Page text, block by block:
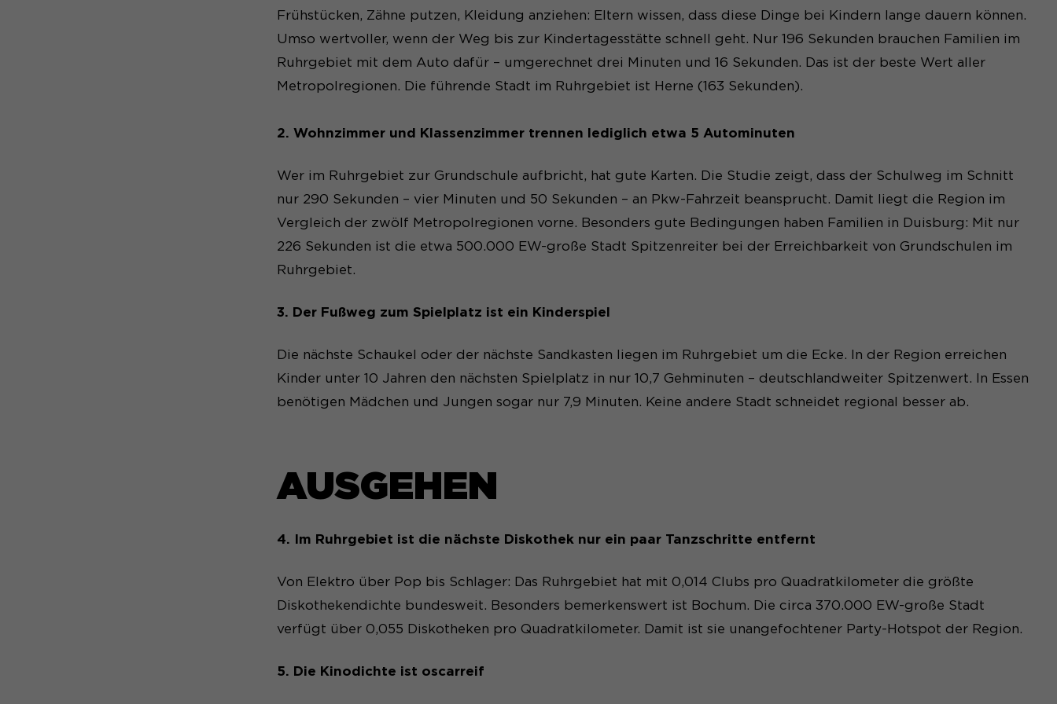
Frühstücken, Zähne putzen, Kleidung anziehen: Eltern wissen, dass diese Dinge bei Kindern lange dauern können.
Umso wertvoller, wenn der Weg bis zur Kindertagesstätte schnell geht. Nur 196 Sekunden brauchen Familien im
Ruhrgebiet mit dem Auto dafür – umgerechnet drei Minuten und 16 Sekunden. Das ist der beste Wert aller
Metropolregionen. Die führende Stadt im Ruhrgebiet ist Herne (163 Sekunden).
2. Wohnzimmer und Klassenzimmer trennen lediglich etwa 5 Autominuten
Wer im Ruhrgebiet zur Grundschule aufbricht, hat gute Karten. Die Studie zeigt, dass der Schulweg im Schnitt
nur 290 Sekunden – vier Minuten und 50 Sekunden – an Pkw-Fahrzeit beansprucht. Damit liegt die Region im
Vergleich der zwölf Metropolregionen vorne. Besonders gute Bedingungen haben Familien in Duisburg: Mit nur
226 Sekunden ist die etwa 500.000 EW-große Stadt Spitzenreiter bei der Erreichbarkeit von Grundschulen im
Ruhrgebiet.
3. Der Fußweg zum Spielplatz ist ein Kinderspiel
Die nächste Schaukel oder der nächste Sandkasten liegen im Ruhrgebiet um die Ecke. In der Region erreichen
Kinder unter 10 Jahren den nächsten Spielplatz in nur 10,7 Gehminuten – deutschlandweiter Spitzenwert. In Essen
benötigen Mädchen und Jungen sogar nur 7,9 Minuten. Keine andere Stadt schneidet regional besser ab.
AUSGEHEN
4. Im Ruhrgebiet ist die nächste Diskothek nur ein paar Tanzschritte entfernt
Von Elektro über Pop bis Schlager: Das Ruhrgebiet hat mit 0,014 Clubs pro Quadratkilometer die größte
Diskothekendichte bundesweit. Besonders bemerkenswert ist Bochum. Die circa 370.000 EW-große Stadt
verfügt über 0,055 Diskotheken pro Quadratkilometer. Damit ist sie unangefochtener Party-Hotspot der Region.
5. Die Kinodichte ist oscarreif
SgCookieOptin.lastPreferences
Einstellungen, falls der Webseiten-Betreiber dies eingestellt hat.
_pk_id#
Matomo
Laufzeit 1 Jahr
die Anzahl der Besuche, durchschnittliche Verweildauer auf der Website
_pk_ses#
Anbieter Matomo
Laufzeit
Wird genutzt, um Seitenabrufe des Besuchers während der Sitzung
Cookie-Informationen anzeigen